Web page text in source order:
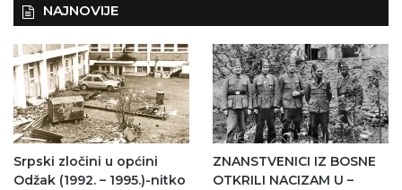
NAJNOVIJE
Srpski zločini u općini
Odžak (1992. – 1995.)-nitko
ZNANSTVENICI IZ BOSNE
OTKRILI NACIZAM U –